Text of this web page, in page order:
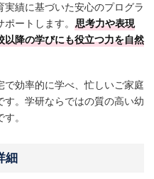
績に基づいた安心のプログラ
ートします。 思考力や表現
降の学びにも役立つ力を自然
効率的に学べ、忙しいご家庭
。学研ならではの質の高い幼
。
細